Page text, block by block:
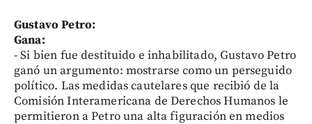
Gustavo Petro:
Gana:
- Si bien fue destituido e inhabilitado, Gustavo Petro
ganó un argumento: mostrarse como un perseguido
político. Las medidas cautelares que recibió de la
Comisión Interamericana de Derechos Humanos le
permitieron a Petro una alta figuración en medios